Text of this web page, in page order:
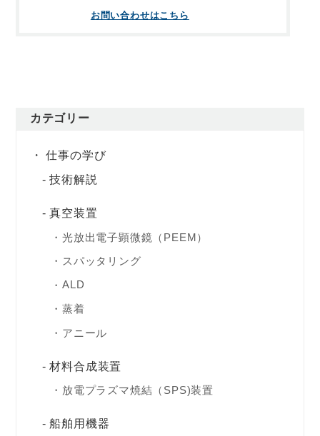
お問い合わせはこちら
カテゴリー
仕事の学び
技術解説
真空装置
光放出電子顕微鏡（PEEM）
スパッタリング
ALD
蒸着
アニール
材料合成装置
放電プラズマ焼結（SPS)装置
船舶用機器